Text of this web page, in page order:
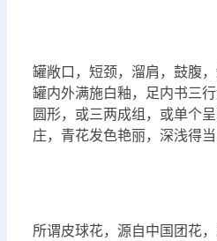
罐敞口，短颈，溜肩，鼓腹
罐内外满施白釉，足内书三
圆形，或三两成组，或单个
庄，青花发色艳丽，深浅得
所谓皮球花，源自中国团花